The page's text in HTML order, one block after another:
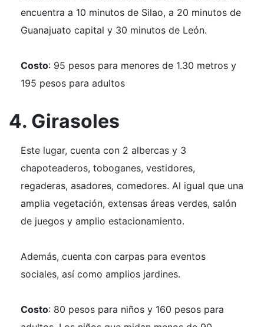
encuentra a 10 minutos de Silao, a 20 minutos de
Guanajuato capital y 30 minutos de León.
Costo: 95 pesos para menores de 1.30 metros y
195 pesos para adultos
4. Girasoles
Este lugar, cuenta con 2 albercas y 3
chapoteaderos, toboganes, vestidores,
regaderas, asadores, comedores. Al igual que una
amplia vegetación, extensas áreas verdes, salón
de juegos y amplio estacionamiento.
Además, cuenta con carpas para eventos
sociales, así como amplios jardines.
Costo: 80 pesos para niños y 160 pesos para